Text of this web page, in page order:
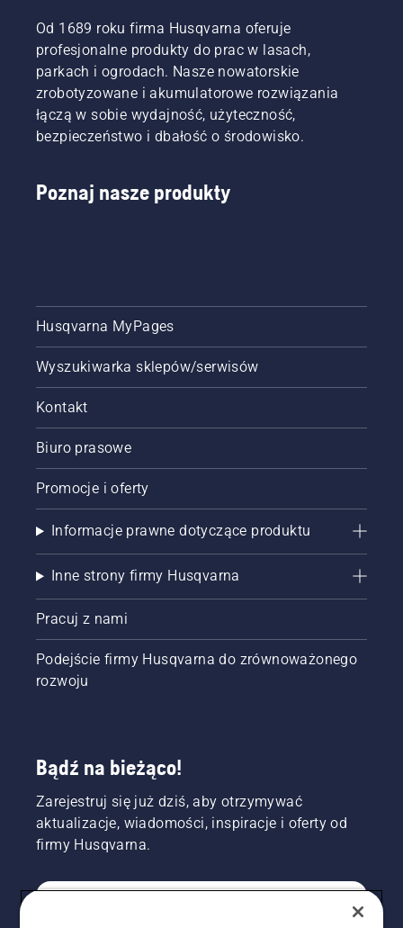
plecakowy
zapewnia
wygodniejsze
dopasowanie
i
zmniejsza
zmęczenie
umożliwiając
dłuższą
Od 1689 roku firma Husqvarna oferuje
profesjonalne produkty do prac w lasach,
parkach i ogrodach. Nasze nowatorskie
zrobotyzowane i akumulatorowe rozwiązania
łączą w sobie wydajność, użyteczność,
bezpieczeństwo i dbałość o środowisko.
Poznaj nasze produkty
Husqvarna MyPages
Wyszukiwarka sklepów/serwisów
Kontakt
Biuro prasowe
Promocje i oferty
Informacje prawne dotyczące produktu
Inne strony firmy Husqvarna
Pracuj z nami
Podejście firmy Husqvarna do zrównoważonego
rozwoju
Bądź na bieżąco!
Zarejestruj się już dziś, aby otrzymywać
aktualizacje, wiadomości, inspiracje i oferty od
firmy Husqvarna.